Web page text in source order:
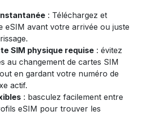
: Téléchargez et
eSIM avant votre arrivée ou juste
SIM physique requise : évitez
au changement de cartes SIM
en gardant votre numéro de
actif.
: basculez facilement entre
eSIM pour trouver les